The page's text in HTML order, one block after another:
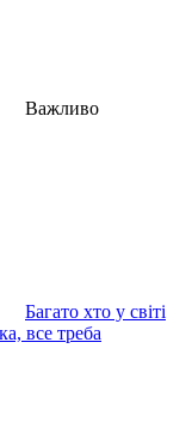
Важливо
Багато хто у світі
все треба